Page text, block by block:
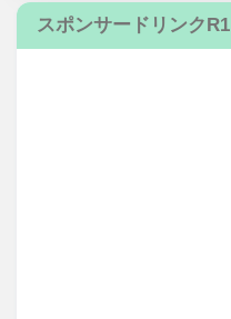
スポンサードリンクR1